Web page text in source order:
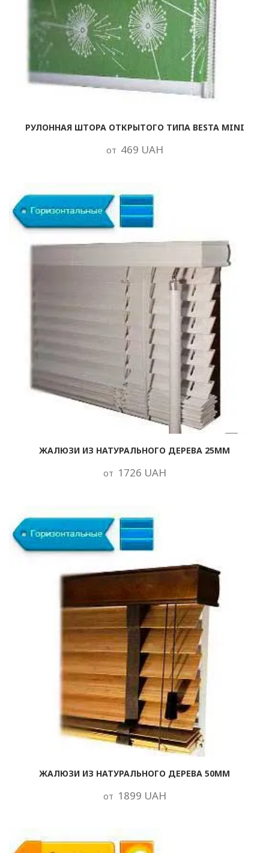
РУЛОННАЯ ШТОРА ОТКРЫТОГО ТИПА BESTA MINI
от 469 UAH
ЖАЛЮЗИ ИЗ НАТУРАЛЬНОГО ДЕРЕВА 25ММ
от 1726 UAH
ЖАЛЮЗИ ИЗ НАТУРАЛЬНОГО ДЕРЕВА 50ММ
от 1899 UAH